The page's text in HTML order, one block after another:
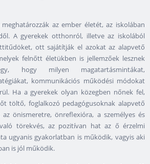
az ember életét, az iskolában
A gyerekek otthonról, illetve az iskolából
ott sajátítják el azokat az alapvető
felnőtt életükben is jellemzőek lesznek
hogy milyen magatartásmintákat,
kommunikációs működési módokat
Ha a gyerekek olyan közegben nőnek fel,
töltő, foglalkozó pedagógusoknak alapvető
önismeretre, önreflexióra, a személyes és
törekvés, az pozitívan hat az ő érzelmi
ugyanis gyakorlatban is működik, vagyis aki
is jól működik.